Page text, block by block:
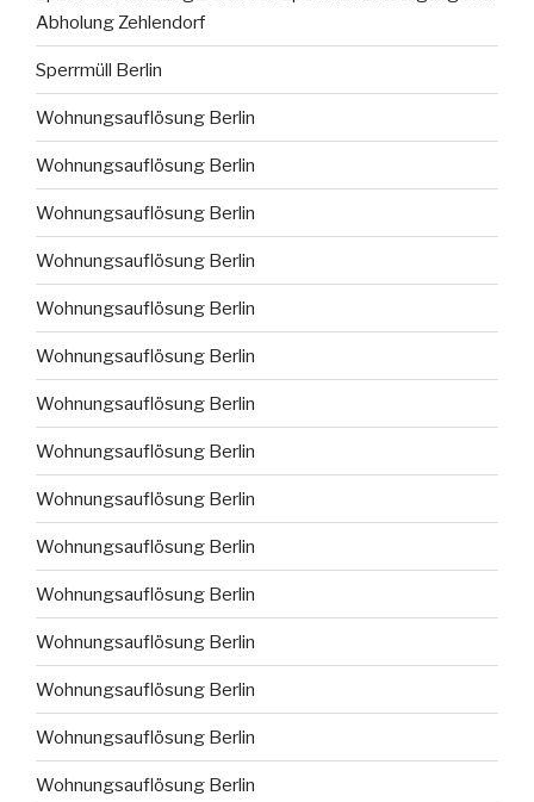
Abholung Zehlendorf
Sperrmüll Berlin
Wohnungsauflösung Berlin
Wohnungsauflösung Berlin
Wohnungsauflösung Berlin
Wohnungsauflösung Berlin
Wohnungsauflösung Berlin
Wohnungsauflösung Berlin
Wohnungsauflösung Berlin
Wohnungsauflösung Berlin
Wohnungsauflösung Berlin
Wohnungsauflösung Berlin
Wohnungsauflösung Berlin
Wohnungsauflösung Berlin
Wohnungsauflösung Berlin
Wohnungsauflösung Berlin
Wohnungsauflösung Berlin